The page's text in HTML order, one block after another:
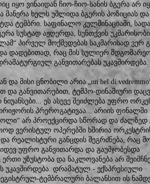
ვინაიდან ჩიო-ჩიო-სანის ბგერა არ
მანერა ხელს უშლიდა ბგერის პოზიციას
ტემბრი. საფინალო კულმინაციაში,
სუსტად აჟღერდა, სუნთქვის
პირველ მოქმედებას საკმარისად ვერ
დადებითად, რაც მის სულიერ
განვითარებას უკავშირდება.
და მისი ცნობილი არია „un bel di
და განვითარებით, ტემპო-დინამიური
ეს ასევე შეიძლება უფრო
პრეროგატივაა... არიის ფინალში
არ პროექცირდა სწორად და ძალზედ
ვერისტულ ოპერებში ხშირია
და რეალისტური განცდის შეგრძნება, რაც
უფრო განვითარდა და გაუმჯობესდა
უზუსტობა და ნაკლოვანება არ
უკავშირდება. დრამატულ - ექსპრესიული
ტემბრალური ბალანსით ის